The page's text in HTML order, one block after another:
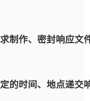
制作、密封响应文
的时间、地点递交